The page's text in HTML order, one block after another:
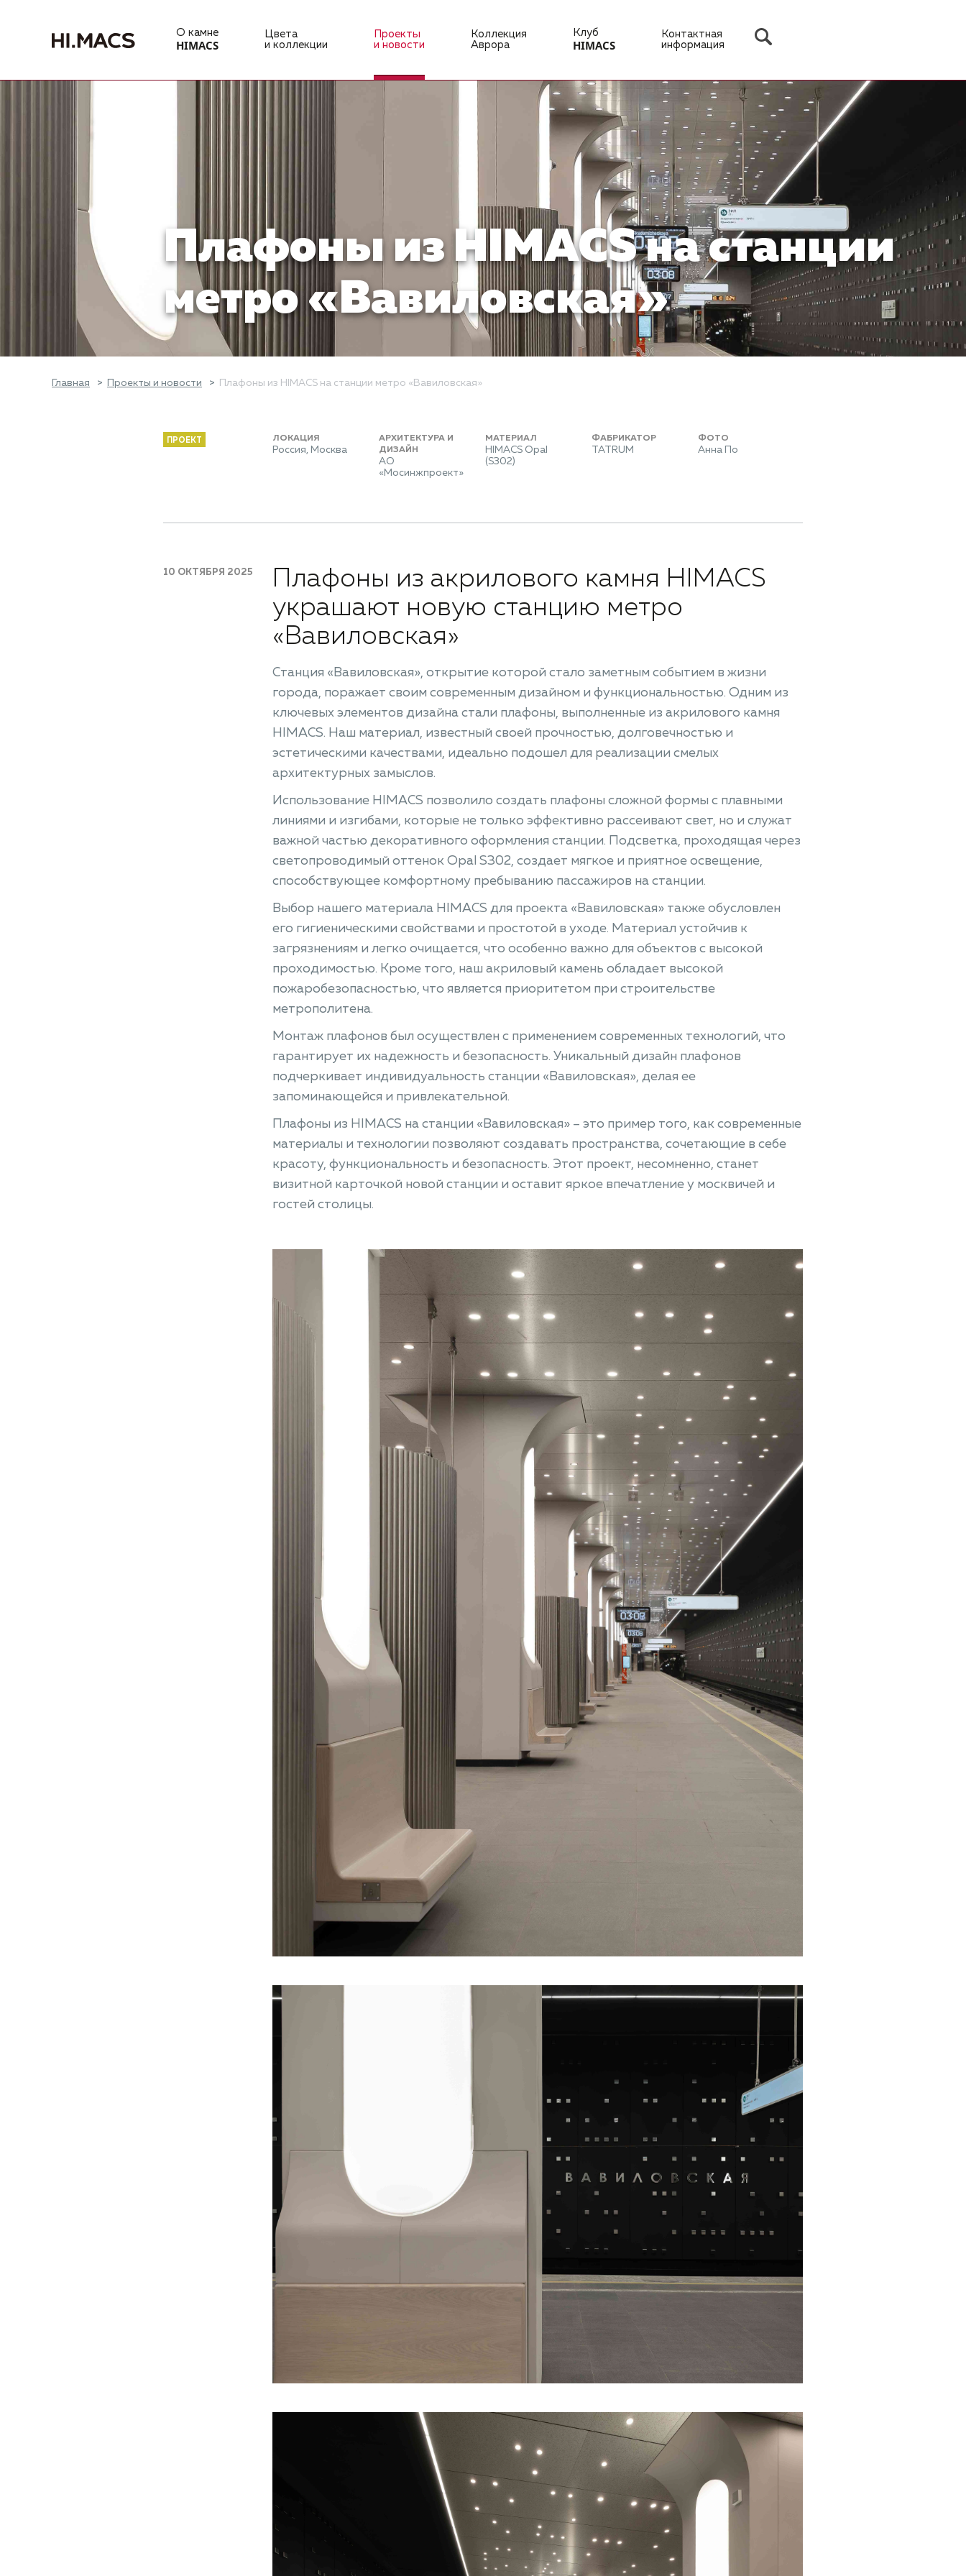
О камне
HIMACS
Цвета
и коллекции
Проекты
и новости
Коллекция
Аврора
Клуб
HIMACS
Контактная
информация
Плафоны из HIMACS на станции
метро «Вавиловская»
Главная Проекты и новости Плафоны из HIMACS на станции метро «Вавиловская»
ПРОЕКТ ЛОКАЦИЯ
Россия, Москва
АРХИТЕКТУРА И
ДИЗАЙН
АО
«Мосинжпроект»
МАТЕРИАЛ
HIMACS Opal
(S302)
ФАБРИКАТОР
TATRUM
ФОТО
Анна По
10 ОКТЯБРЯ 2025
Плафоны из акрилового камня HIMACS
украшают новую станцию метро
«Вавиловская»
Станция «Вавиловская», открытие которой стало заметным событием в жизни
города, поражает своим современным дизайном и функциональностью. Одним из
ключевых элементов дизайна стали плафоны, выполненные из акрилового камня
HIMACS. Наш материал, известный своей прочностью, долговечностью и
эстетическими качествами, идеально подошел для реализации смелых
архитектурных замыслов.
Использование HIMACS позволило создать плафоны сложной формы с плавными
линиями и изгибами, которые не только эффективно рассеивают свет, но и служат
важной частью декоративного оформления станции. Подсветка, проходящая через
светопроводимый оттенок Opal S302, создает мягкое и приятное освещение,
способствующее комфортному пребыванию пассажиров на станции.
Выбор нашего материала HIMACS для проекта «Вавиловская» также обусловлен
его гигиеническими свойствами и простотой в уходе. Материал устойчив к
загрязнениям и легко очищается, что особенно важно для объектов с высокой
проходимостью. Кроме того, наш акриловый камень обладает высокой
пожаробезопасностью, что является приоритетом при строительстве
метрополитена.
Монтаж плафонов был осуществлен с применением современных технологий, что
гарантирует их надежность и безопасность. Уникальный дизайн плафонов
подчеркивает индивидуальность станции «Вавиловская», делая ее
запоминающейся и привлекательной.
Плафоны из HIMACS на станции «Вавиловская» – это пример того, как современные
материалы и технологии позволяют создавать пространства, сочетающие в себе
красоту, функциональность и безопасность. Этот проект, несомненно, станет
визитной карточкой новой станции и оставит яркое впечатление у москвичей и
гостей столицы.